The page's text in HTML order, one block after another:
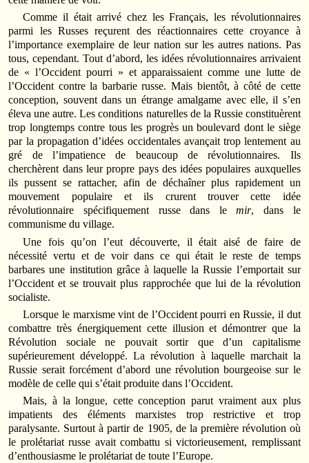
Comme il était arrivé chez les Français, les révolutionnaires
parmi les Russes reçurent des réactionnaires cette croyance à
l’importance exemplaire de leur nation sur les autres nations. Pas
tous, cependant. Tout d’abord, les idées révolutionnaires arrivaient
de « l’Occident pourri » et apparaissaient comme une lutte de
l’Occident contre la barbarie russe. Mais bientôt, à côté de cette
conception, souvent dans un étrange amalgame avec elle, il s’en
éleva une autre. Les conditions naturelles de la Russie constituèrent
trop longtemps contre tous les progrès un boulevard dont le siège
par la propagation d’idées occidentales avançait trop lentement au
gré de l’impatience de beaucoup de révolutionnaires. Ils
cherchèrent dans leur propre pays des idées populaires auxquelles
ils pussent se rattacher, afin de déchaîner plus rapidement un
mouvement populaire et ils crurent trouver cette idée
révolutionnaire spécifiquement russe dans lemir, dans le
communisme du village.
Une fois qu’on l’eut découverte, il était aisé de faire de
nécessité vertu et de voir dans ce qui était le reste de temps
barbares une institution grâce à laquelle la Russie l’emportait sur
l’Occident et se trouvait plus rapprochée que lui de la révolution
socialiste.
Lorsque le marxisme vint de l’Occident pourri en Russie, il dut
combattre très énergiquement cette illusion et démontrer que la
Révolution sociale ne pouvait sortir que d’un capitalisme
supérieurement développé. La révolution à laquelle marchait la
Russie serait forcément d’abord une révolution bourgeoise sur le
modèle de celle qui s’était produite dans l’Occident.
Mais, à la longue, cette conception parut vraiment aux plus
impatients des éléments marxistes trop restrictive et trop
paralysante. Surtout à partir de 1905, de la première révolution où
le prolétariat russe avait combattu si victorieusement, remplissant
d’enthousiasme le prolétariat de toute l’Europe.